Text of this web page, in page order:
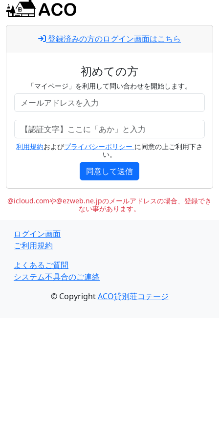
登録済みの方のログイン画面はこちら
初めての方
「マイページ」を利用して問い合わせを開始します。
利用規約およびプライバシーポリシー に同意の上ご利用下さ
い。
同意して送信
@icloud.comや@ezweb.ne.jpのメールアドレスの場合、登録でき
ない事があります。
ログイン画面
ご利用規約
よくあるご質問
システム不具合のご連絡
© CopyrightACO貸別荘コテージ